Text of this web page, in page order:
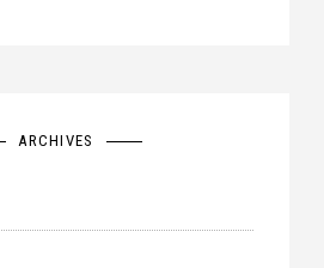
ARCHIVES